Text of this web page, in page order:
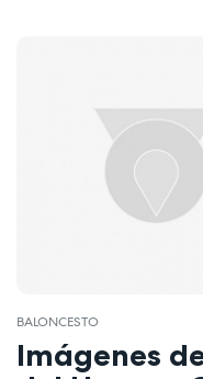
BALONCESTO
Imágenes